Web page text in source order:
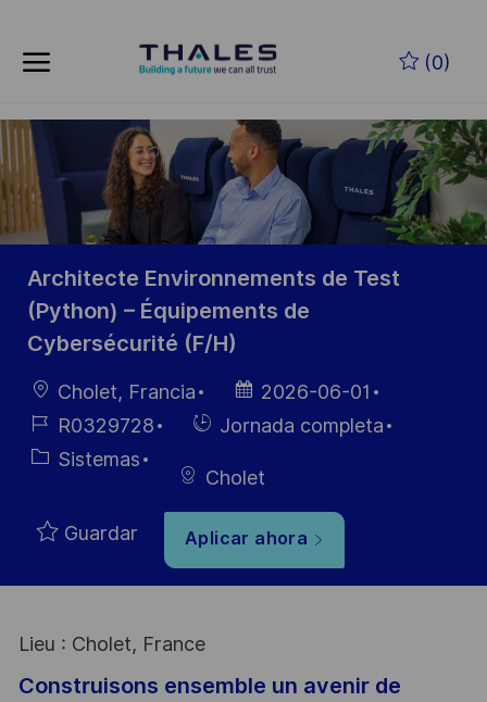
(0)
-
Architecte Environnements de Test
(Python) – Équipements de
Cybersécurité (F/H)
Ubicación
Cholet, Francia
Fecha de
publicación
2026-06-01
ID de
empleo
R0329728
HiringJornada completa
Categoría
Sistemas
Cholet
Guardar Aplicar ahora
Lieu : Cholet, France
Construisons ensemble un avenir de